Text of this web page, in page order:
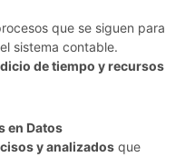
que se siguen para
sistema contable.
de tiempo y recursos
en Datos
y analizados que